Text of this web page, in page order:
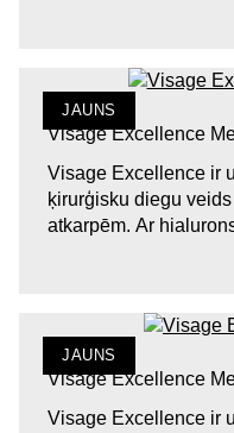
JAUNS
Visage Excellence
Visage Excellence ir
ķirurģisku diegu
atkarpēm. Ar
JAUNS
Visage Excellence
Visage Excellence ir